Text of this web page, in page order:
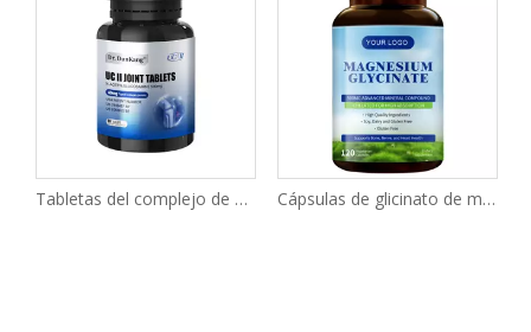
Tabletas del complejo de soporte articular UC-II Cápsulas de glicinato de magnesio